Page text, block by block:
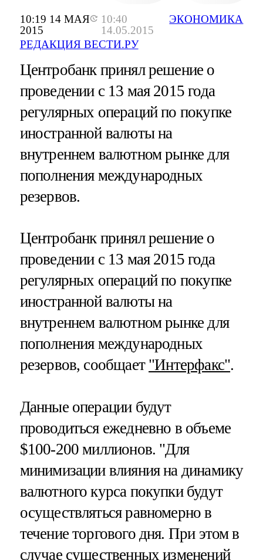
10:19 14 МАЯ
2015
10:40
14.05.2015
РЕДАКЦИЯ ВЕСТИ.РУ
ЭКОНОМИКА
Центробанк принял решение о
проведении с 13 мая 2015 года
регулярных операций по покупке
иностранной валюты на
внутреннем валютном рынке для
пополнения международных
резервов.
Центробанк принял решение о
проведении с 13 мая 2015 года
регулярных операций по покупке
иностранной валюты на
внутреннем валютном рынке для
пополнения международных
резервов, сообщает "Интерфакс".
Данные операции будут
проводиться ежедневно в объеме
$100-200 миллионов. "Для
минимизации влияния на динамику
валютного курса покупки будут
осуществляться равномерно в
течение торгового дня. При этом в
случае существенных изменений